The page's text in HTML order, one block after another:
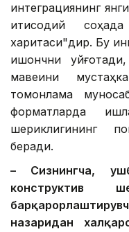
интеграциянинг
иқтисодий
харитаси"дир. Бу
ишончни
мавқеини
томонлама
форматларда
шериклигининг
беради.
– Сизнингча,
конструктив
назаридан